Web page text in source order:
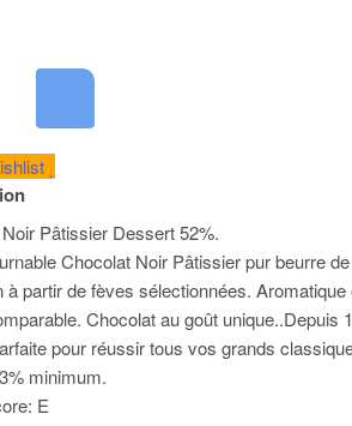
Pâtissier Dessert 52%.
Chocolat Noir Pâtissier pur beurre
à partir de fèves sélectionnées. Aromatique
Chocolat au goût unique..Depuis
pour réussir tous vos grands
minimum.
E